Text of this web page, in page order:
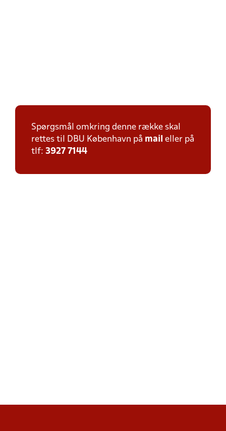
Spørgsmål omkring denne række skal
rettes til DBU København på mail eller på
tlf: 3927 7144